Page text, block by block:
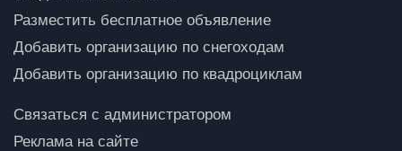
Разместить бесплатное объявление
Добавить организацию по снегоходам
Добавить организацию по квадроциклам
Связаться с администратором
Реклама на сайте